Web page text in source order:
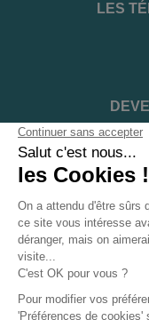
LES
NOTRE
NOS
INFORMATIONS ET